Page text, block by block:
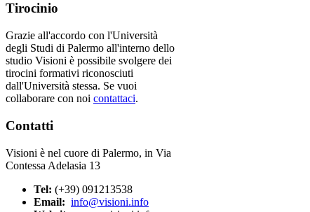
Tirocinio
Grazie all'accordo con l'Università
degli Studi di Palermo all'interno dello
studio Visioni è possibile svolgere dei
tirocini formativi riconosciuti
dall'Università stessa. Se vuoi
collaborare con noi contattaci.
Contatti
Visioni è nel cuore di Palermo, in Via
Contessa Adelasia 13
Tel: (+39) 091213538
Email: info@visioni.info